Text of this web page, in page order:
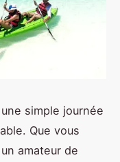
simple journée
Que vous
amateur de